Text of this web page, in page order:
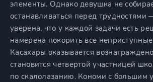
элементы. Однако девушка не
останавливаться перед трудностями
уверена, что у каждой задачи есть
намерена покорить все
Касахары оказывается
становится четвертой участницей
по скалолазанию. Кономи с большим